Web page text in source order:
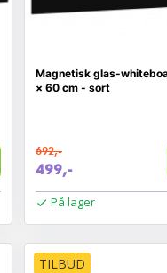
Magnetisk glas-
× 60 cm - sort
692,-
499,-
På lager
TILBUD